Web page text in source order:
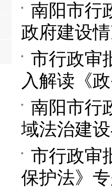
南阳市行
政府建设
市行政审
入解读《
南阳市行
域法治建
市行政审
保护法》